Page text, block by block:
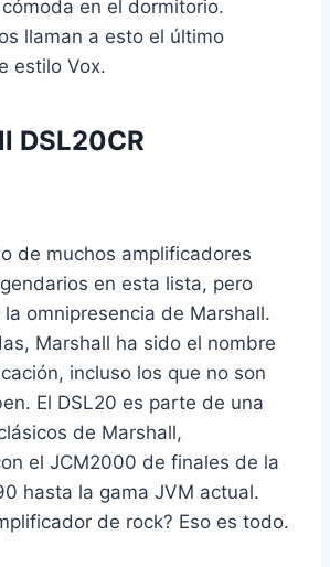
en el dormitorio.
llaman a esto el último
estilo Vox.
DSL20CR
de muchos amplificadores
en esta lista, pero
omnipresencia de Marshall.
Marshall ha sido el nombre
incluso los que no son
El DSL20 es parte de una
de Marshall,
el JCM2000 de finales de la
hasta la gama JVM actual.
de rock? Eso es todo.